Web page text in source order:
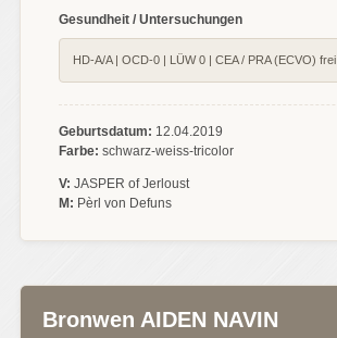
Gesundheit / Untersuchungen
HD-A/A | OCD-0 | LÜW 0 | CEA / PRA (ECVO) frei
Geburtsdatum: 12.04.2019
Farbe: schwarz-weiss-tricolor
V: JASPER of Jerloust
M: Pèrl von Defuns
Bronwen AIDEN NAVIN